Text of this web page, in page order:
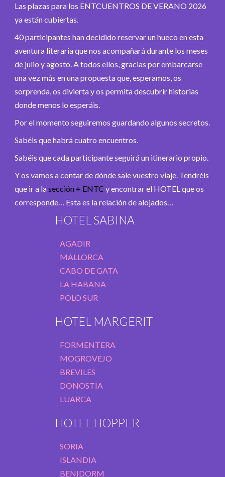
Las plazas para los ENTCUENTROS DE VERANO 2026
ya están cubiertas.
40 participantes han decidido reservar un hueco en esta
aventura literaria que nos acompañará durante los meses
de julio y agosto. A todos ellos, gracias por embarcarse
una vez más en una propuesta que, esperamos, os
sorprenda, os divierta y os permita descubrir historias
donde menos lo esperáis.
Por el momento seguiremos guardando algunos secretos.
Sabéis que habrá cuatro encuentros.
Sabéis que cada participante seguirá un itinerario propio.
Y os vamos a contar de dónde sale vuestro viaje. Tendréis
que ir a lasección + ENTC y encontrar el HOTEL que os
corresponde… Esta es la relación de alojados…
HOTEL SABINA
AGADIR
MALLORCA
CABO DE GATA
LA HABANA
POLO SUR
HOTEL MARGERIT
FORMENTERA
MOGROVEJO
BREVILES
DONOSTIA
LUARCA
HOTEL HOPPER
SORIA
ISLANDIA
BENIDORM